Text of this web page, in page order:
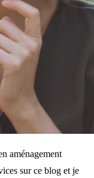
aménagement
sur ce blog et je